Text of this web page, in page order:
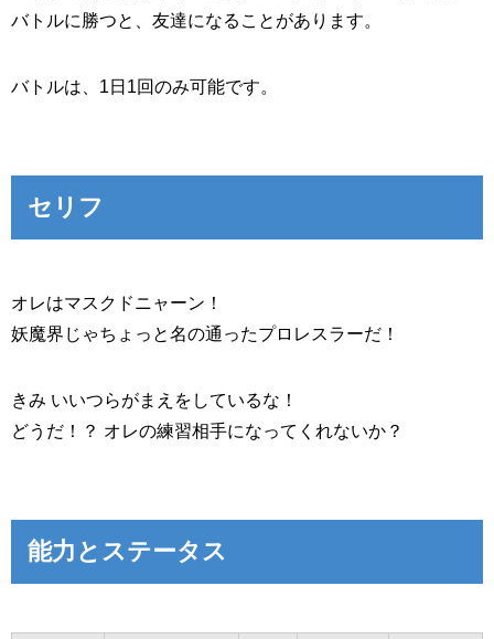
バトルに勝つと、友達になることがあります。
バトルは、1日1回のみ可能です。
セリフ
オレはマスクドニャーン！
妖魔界じゃちょっと名の通ったプロレスラーだ！
きみ いいつらがまえをしているな！
どうだ！？ オレの練習相手になってくれないか？
能力とステータス